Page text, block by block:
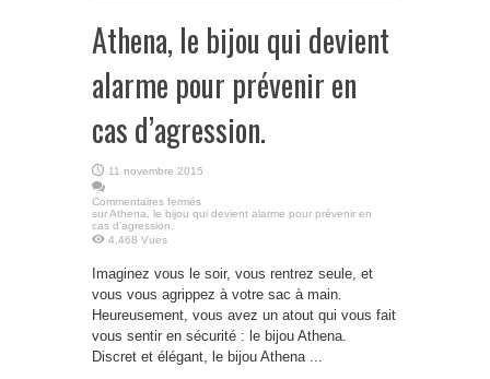
Athena, le bijou qui devient
alarme pour prévenir en
cas d’agression.
11 novembre 2015
Commentaires fermés
sur Athena, le bijou qui devient alarme pour prévenir en
cas d’agression.
4,468 Vues
Imaginez vous le soir, vous rentrez seule, et
vous vous agrippez à votre sac à main.
Heureusement, vous avez un atout qui vous fait
vous sentir en sécurité : le bijou Athena.
Discret et élégant, le bijou Athena ...